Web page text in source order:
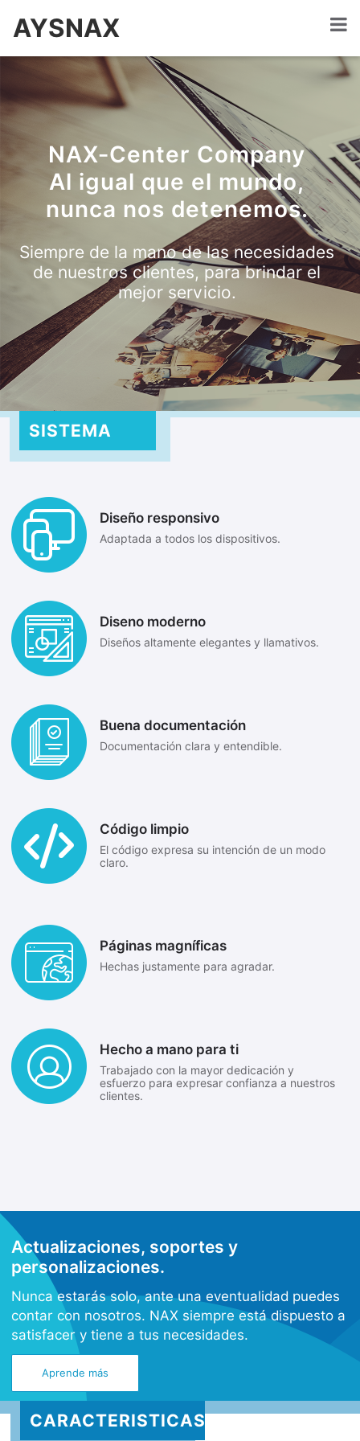
AYSNAX
NAX-Center Company
Al igual que el mundo,
nunca nos detenemos.
Siempre de la mano de las necesidades
de nuestros clientes, para brindar el
mejor servicio.
SISTEMA
Diseño responsivo
Adaptada a todos los dispositivos.
Diseno moderno
Diseños altamente elegantes y llamativos.
Buena documentación
Documentación clara y entendible.
Código limpio
El código expresa su intención de un modo
claro.
Páginas magníficas
Hechas justamente para agradar.
Hecho a mano para ti
Trabajado con la mayor dedicación y
esfuerzo para expresar confianza a nuestros
clientes.
Actualizaciones, soportes y
personalizaciones.
Nunca estarás solo, ante una eventualidad puedes
contar con nosotros. NAX siempre está dispuesto a
satisfacer y tiene a tus necesidades.
Aprende más
CARACTERISTICAS